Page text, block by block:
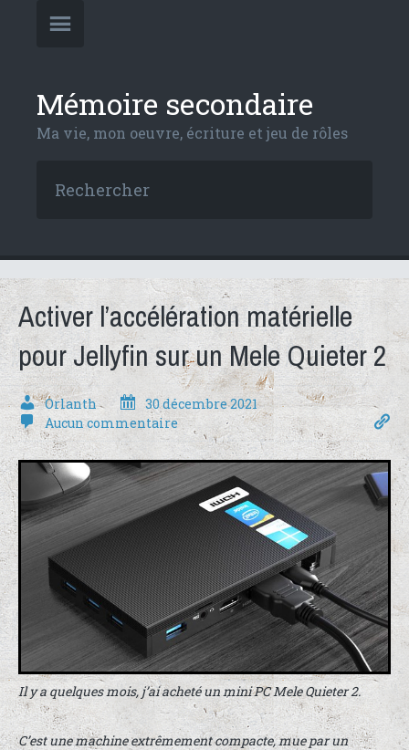
Mémoire secondaire
Ma vie, mon oeuvre, écriture et jeu de rôles
Activer l’accélération matérielle
pour Jellyfin sur un Mele Quieter 2
Orlanth
30 décembre 2021
Aucun commentaire
Il y a quelques mois, j’ai acheté un mini PC Mele Quieter 2.
C’est une machine extrêmement compacte, mue par un